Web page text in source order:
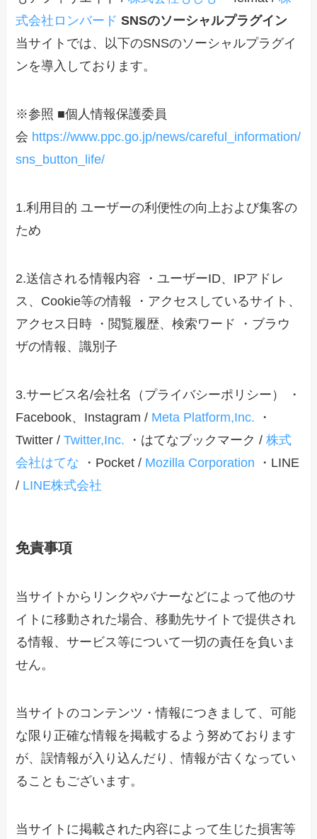
式会社ロンバード SNSのソーシャルプラグイン
当サイトでは、以下のSNSのソーシャルプラグイ
ンを導入しております。
※参照 ■個人情報保護委員
会 https://www.ppc.go.jp/news/careful_information/
sns_button_life/
1.利用目的 ユーザーの利便性の向上および集客の
ため
2.送信される情報内容 ・ユーザーID、IPアドレ
ス、Cookie等の情報 ・アクセスしているサイト、
アクセス日時 ・閲覧履歴、検索ワード ・ブラウ
ザの情報、識別子
3.サービス名/会社名（プライバシーポリシー） ・
Facebook、Instagram / Meta Platform,Inc. ・
Twitter / Twitter,Inc. ・はてなブックマーク /株式
会社はてな
・Pocket / Mozilla Corporation
・LINE
/ LINE株式会社
免責事項
当サイトからリンクやバナーなどによって他のサ
イトに移動された場合、移動先サイトで提供され
る情報、サービス等について一切の責任を負いま
せん。
当サイトのコンテンツ・情報につきまして、可能
な限り正確な情報を掲載するよう努めております
が、誤情報が入り込んだり、情報が古くなってい
ることもございます。
当サイトに掲載された内容によって生じた損害等